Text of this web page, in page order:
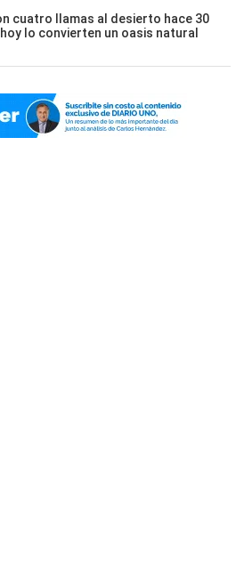
cuatro llamas al desierto hace 30
lo convierten un oasis natural